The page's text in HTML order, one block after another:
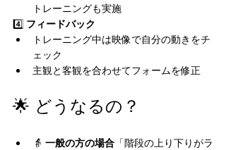
トレーニングも実施
4️⃣ フィードバック
トレーニング中は映像で自分の動きをチ
ェック
主観と客観を合わせてフォームを修正
🌟 どうなるの？
👵 一般の方の場合 「階段の上り下りがラ